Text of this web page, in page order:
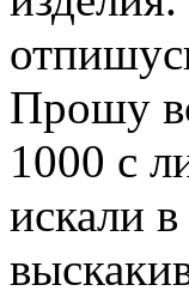
Прошу
1000 с
искали